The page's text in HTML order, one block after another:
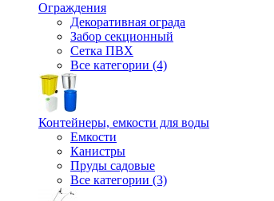
Ограждения
Декоративная ограда
Забор секционный
Сетка ПВХ
Все категории (4)
Контейнеры, емкости для воды
Емкости
Канистры
Пруды садовые
Все категории (3)